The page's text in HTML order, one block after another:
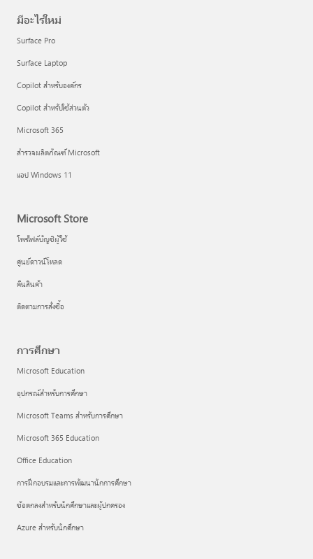
มีอะไรใหม่
Surface Pro
Surface Laptop
Copilot สำหรับองค์กร
Copilot สำหรับใช้ส่วนตัว
Microsoft 365
สำรวจผลิตภัณฑ์ Microsoft
แอป Windows 11
Microsoft Store
โพรไฟล์บัญชีผู้ใช้
ศูนย์ดาวน์โหลด
คืนสินค้า
ติดตามการสั่งซื้อ
การศึกษา
Microsoft Education
อุปกรณ์สำหรับการศึกษา
Microsoft Teams สำหรับการศึกษา
Microsoft 365 Education
Office Education
การฝึกอบรมและการพัฒนานักการศึกษา
ข้อตกลงสำหรับนักศึกษาและผู้ปกครอง
Azure สำหรับนักศึกษา